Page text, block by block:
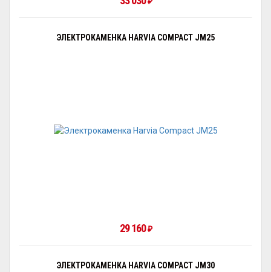
₽
ЭЛЕКТРОКАМЕНКА HARVIA COMPACT JM25
29 160 ₽
ЭЛЕКТРОКАМЕНКА HARVIA COMPACT JM30